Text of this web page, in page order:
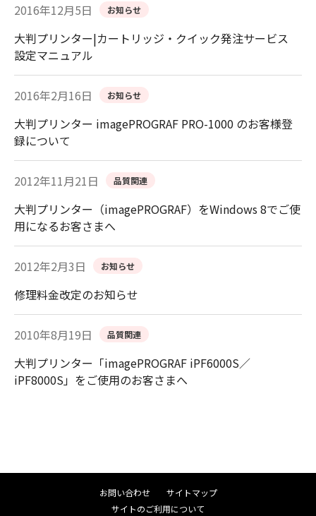
2016年12月5日 お知らせ
大判プリンター|カートリッジ・クイック発注サービス
設定マニュアル
2016年2月16日 お知らせ
大判プリンター imagePROGRAF PRO-1000 のお客様登
録について
2012年11月21日 品質関連
大判プリンター（imagePROGRAF）をWindows 8でご使
用になるお客さまへ
2012年2月3日 お知らせ
修理料金改定のお知らせ
2010年8月19日 品質関連
大判プリンター「imagePROGRAF iPF6000S／
iPF8000S」をご使用のお客さまへ
お問い合わせ
サイトマップ
サイトのご利用について